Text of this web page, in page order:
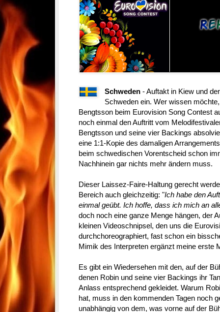
Schweden- Auftakt in Kiew und
Schweden ein. Wer wissen
Bengtsson beim Eurovision Song Contest
noch einmal den Auftritt vom
Bengtsson und seine vier Backings
eine 1:1-Kopie des damaligen
beim schwedischen Vorentscheid schon
Nachhinein gar nichts mehr ändern muss.
Dieser Laissez-Faire-Haltung gerecht
Bereich auch gleichzeitig: "Ich habe den
einmal geübt. Ich hoffe, dass ich mich an
doch noch eine ganze Menge hängen, der
kleinen Videoschnipsel, den uns die
durchchoreographiert, fast schon ein
Mimik des Interpreten ergänzt meine erste
Es gibt ein Wiedersehen mit den, auf der
denen Robin und seine vier Backings ihr
Anlass entsprechend gekleidet. Warum
hat, muss in den kommenden Tagen noch
unabhängig von dem, was vorne auf der